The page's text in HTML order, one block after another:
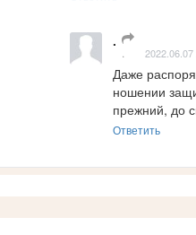
.
2022.06.07
Даже
ношении
прежний, до
Ответить